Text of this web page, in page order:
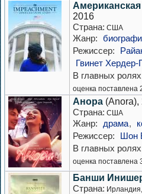
2016
Страна: США
Жанр:
Режиссер:
Гвинет Хердер-
В главных
оценка поставлена
Анора (Anora),
Страна: США
Жанр: драма,
Режиссер:
Шон
В главных
оценка поставлена
Банши
Страна: